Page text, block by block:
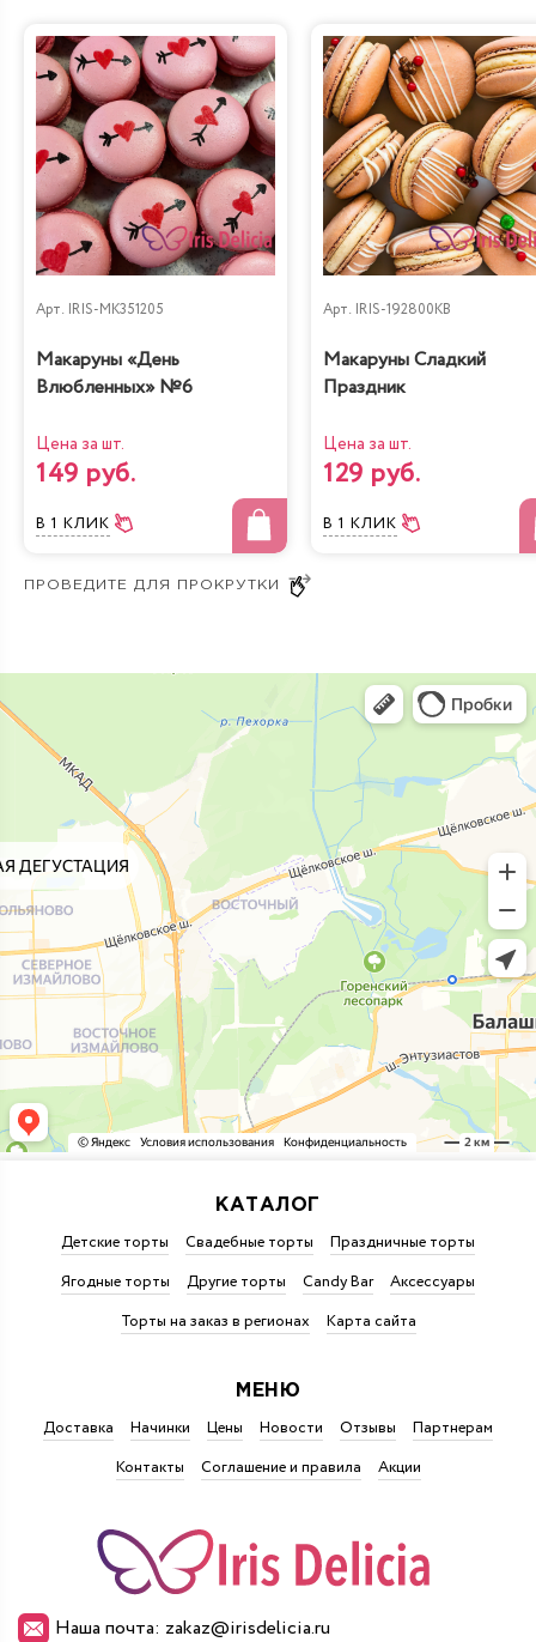
Арт. IRIS-MK351205
Макаруны «День
Влюбленных» №6
Цена за шт.
149 руб.
В 1 КЛИК
Арт. IRIS-192800KB
Макаруны Сладкий
Праздник
Цена за шт.
129 руб.
В 1 КЛИК
Наша почта: zakaz@irisdelicia.ru
КАТАЛОГ
Детские торты Свадебные торты
Праздничные торты
Ягодные торты
Другие торты Candy Bar
Аксессуары
Торты на заказ в регионах
Карта сайта
МЕНЮ
Доставка Начинки Цены Новости Отзывы
Партнерам
Контакты
Соглашение и правила Акции